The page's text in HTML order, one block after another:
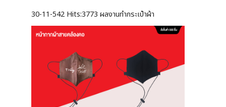
30-11-542 Hits:3773 ผลงานทำกระเป๋าผ้า